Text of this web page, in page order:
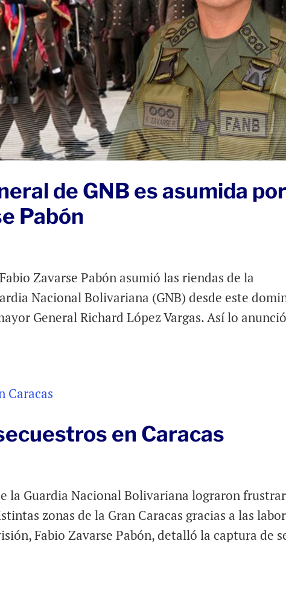
de GNB es asumida
Pabón
Zavarse Pabón asumió las riendas de la
Nacional Bolivariana (GNB) desde este
General Richard López Vargas. Así lo
en Caracas
la Guardia Nacional Bolivariana lograron frustrar
zonas de la Gran Caracas gracias a las
Fabio Zavarse Pabón, detalló la captura de